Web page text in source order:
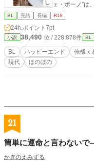
ェ・ボーノ”は
た主人公・伊
気になってし
うにつきまと
て、壮太の秘
へ……。 ----------------------- ★性描写有。苦手な方はご注意く
ださい。 ※こ
しています。
BL 完結 長編 R18
24h.ポイント 7pt
小説 38,490 位 / 228,878件 BL
BL ハッピーエンド 俺様ｘ
現代
ほのぼの
21
簡単に運命と言わない
かぎのえみずる